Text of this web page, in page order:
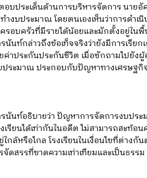
อบประเด็นด้านการบริหารจัดการ นาย
ำงบประมาณ โดยตนเองเห็นว่าการดำเ
รอบครัวที่มีรายได้น้อยและมักตั้งอยู่ใน
นันท์กล่าวถึงข้อเท็จจริงว่ายังมีการเรีย
ค่าประกันประกันชีวิต เมื่อซักถามไปยัง
ประมาณ ประกอบกับปัญหาทางเศรษฐกิ
นันท์อธิบายว่า ปัญหาการจัดการงบปร
เรียนได้เท่ากันในอดีต ไม่สามารถสะท้อ
กล้หรือไกล โรงเรียนในเงื่อนไขที่ต่าง
จัดสรรที่ขาดความเท่าเทียมและเป็นธรรม